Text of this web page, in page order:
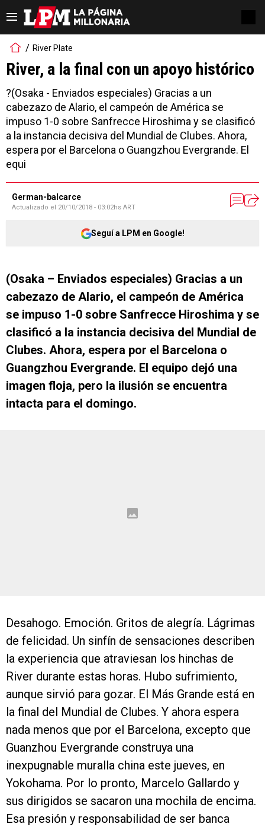
River Plate
River, a la final con un apoyo histórico
?(Osaka - Enviados especiales) Gracias a un
cabezazo de Alario, el campeón de América se
impuso 1-0 sobre Sanfrecce Hiroshima y se clasificó
a la instancia decisiva del Mundial de Clubes. Ahora,
espera por el Barcelona o Guangzhou Evergrande. El
equi
German-balcarce
Actualizado el 20/10/2018 - 03:02hs ART
Seguí a LPM en Google!
(Osaka – Enviados especiales) Gracias a un
cabezazo de Alario, el campeón de América
se impuso 1-0 sobre Sanfrecce Hiroshima y se
clasificó a la instancia decisiva del Mundial de
Clubes. Ahora, espera por el Barcelona o
Guangzhou Evergrande. El equipo dejó una
imagen floja, pero la ilusión se encuentra
intacta para el domingo.
Desahogo. Emoción. Gritos de alegría. Lágrimas
de felicidad. Un sinfín de sensaciones describen
la experiencia que atraviesan los hinchas de
River durante estas horas. Hubo sufrimiento,
aunque sirvió para gozar. El Más Grande está en
la final del Mundial de Clubes. Y ahora espera
nada menos que por el Barcelona, excepto que
Guanzhou Evergrande construya una
inexpugnable muralla china este jueves, en
Yokohama. Por lo pronto, Marcelo Gallardo y
sus dirigidos se sacaron una mochila de encima.
Esa presión y responsabilidad de ser banca